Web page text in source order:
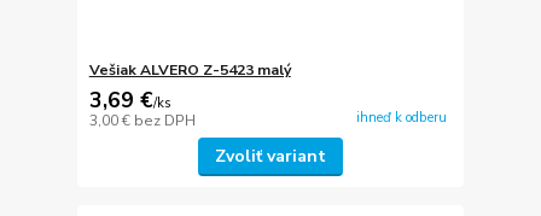
Vešiak ALVERO Z-5423 malý
3,69 €/ks
3,00 € bez DPH ihneď k odberu
Zvoliť variant